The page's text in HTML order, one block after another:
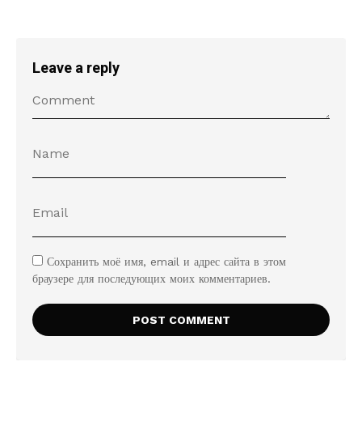
Leave a reply
Сохранить моё имя, email и адрес сайта в этом
браузере для последующих моих комментариев.